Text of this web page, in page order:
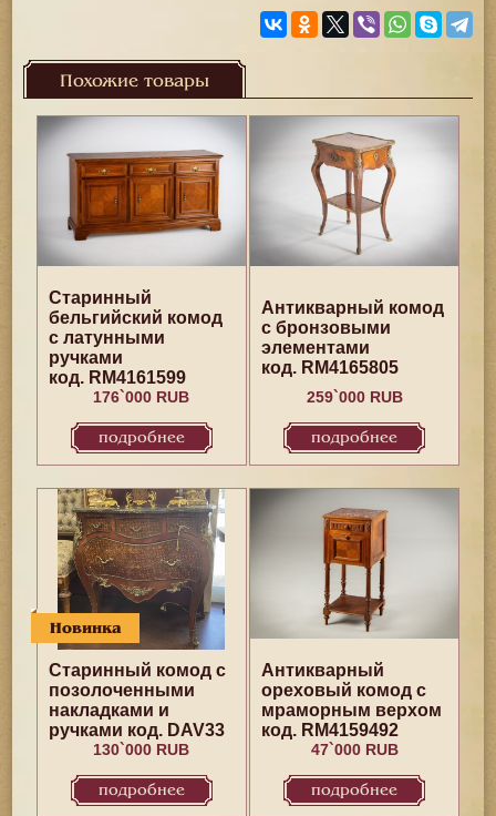
Похожие товары
Старинный
бельгийский комод
с латунными
ручками
код. RM4161599
176`000 RUB
подробнее
Антикварный комод
с бронзовыми
элементами
код. RM4165805
259`000 RUB
подробнее
Новинка
Старинный комод с
позолоченными
накладками и
ручками код. DAV33
130`000 RUB
подробнее
Антикварный
ореховый комод с
мраморным верхом
код. RM4159492
47`000 RUB
подробнее